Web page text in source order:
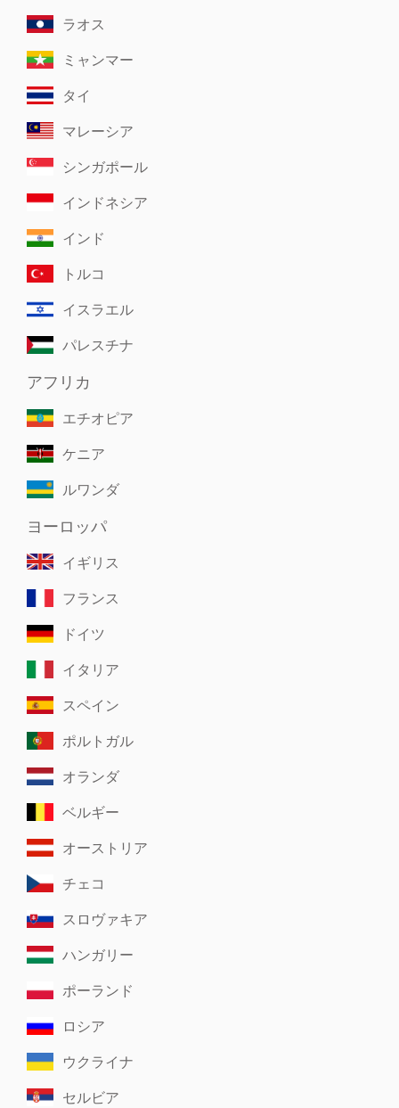
ラオス
ミャンマー
タイ
マレーシア
シンガポール
インドネシア
インド
トルコ
イスラエル
パレスチナ
アフリカ
エチオピア
ケニア
ルワンダ
ヨーロッパ
イギリス
フランス
ドイツ
イタリア
スペイン
ポルトガル
オランダ
ベルギー
オーストリア
チェコ
スロヴァキア
ハンガリー
ポーランド
ロシア
ウクライナ
セルビア